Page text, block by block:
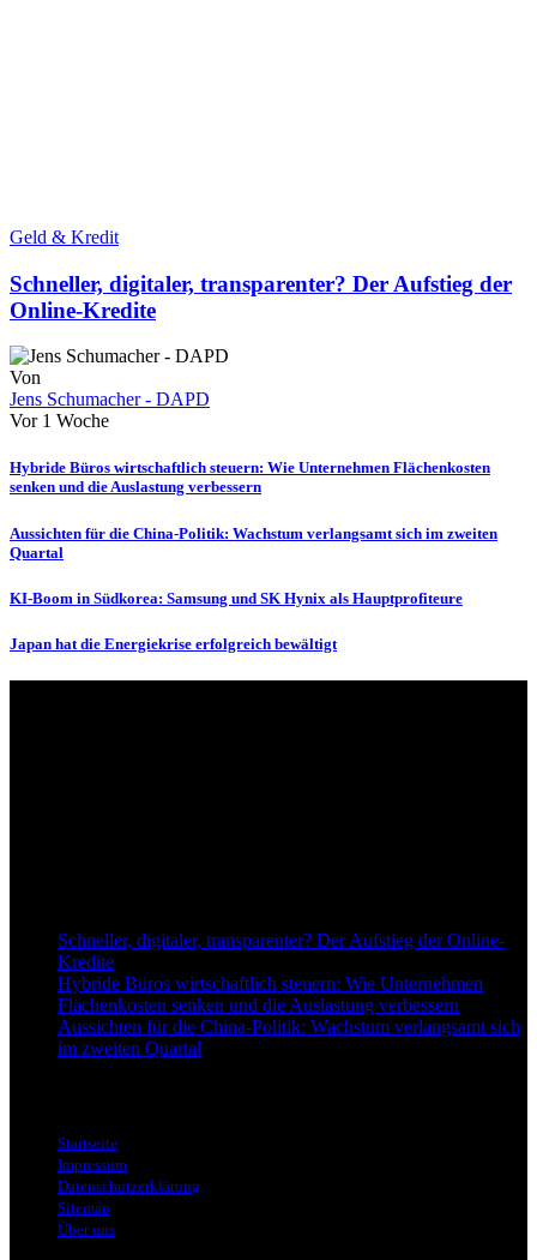
Geld & Kredit
Schneller, digitaler, transparenter? Der Aufstieg der
Online-Kredite
Von
Jens Schumacher - DAPD
Vor 1 Woche
Hybride Büros wirtschaftlich steuern: Wie Unternehmen Flächenkosten
senken und die Auslastung verbessern
Aussichten für die China-Politik: Wachstum verlangsamt sich im zweiten
Quartal
KI-Boom in Südkorea: Samsung und SK Hynix als Hauptprofiteure
Japan hat die Energiekrise erfolgreich bewältigt
Schneller, digitaler, transparenter? Der Aufstieg der Online-
Kredite
Hybride Büros wirtschaftlich steuern: Wie Unternehmen
Flächenkosten senken und die Auslastung verbessern
Aussichten für die China-Politik: Wachstum verlangsamt sich
im zweiten Quartal
Startseite
Impressum
Datenschutzerklärung
Sitemap
Über uns